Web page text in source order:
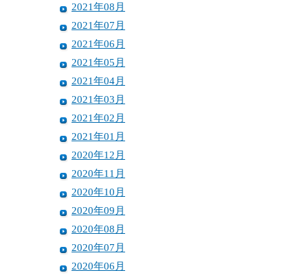
2021年08月
2021年07月
2021年06月
2021年05月
2021年04月
2021年03月
2021年02月
2021年01月
2020年12月
2020年11月
2020年10月
2020年09月
2020年08月
2020年07月
2020年06月